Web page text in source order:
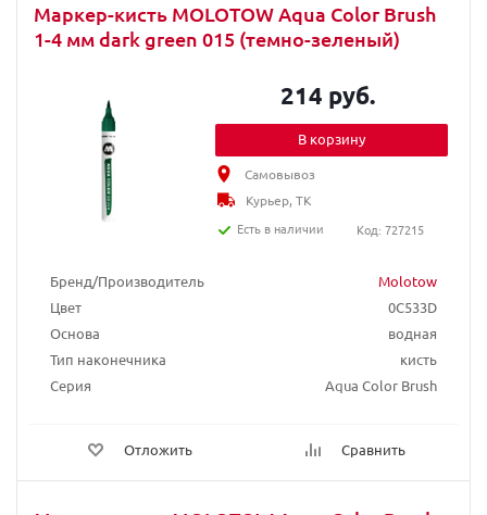
Маркер-кисть MOLOTOW Aqua Color Brush
1-4 мм dark green 015 (темно-зеленый)
Бренд/Производитель
Molotow
Цвет
0C533D
Основа
водная
Тип наконечника
кисть
Серия
Aqua Color Brush
Отложить Сравнить
214 руб.
В корзину
Самовывоз
Курьер, ТК
Есть в наличии
Код: 727215